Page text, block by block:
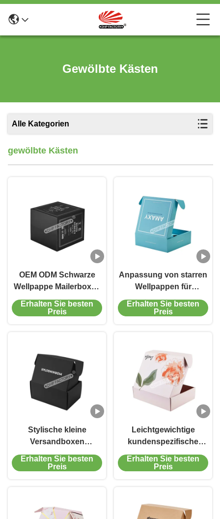
Gewölbte Kästen
Alle Kategorien
gewölbte Kästen
OEM ODM Schwarze
Wellpappe Mailerboxen
Kerzenverpackungskisten
sicher
Erhalten Sie besten
Preis
Anpassung von starren
Wellpappen für
Hautpflegeprodukte
Erhalten Sie besten
Preis
Stylische kleine
Versandboxen
Kartonverpackungen
mit schwarzem
Erhalten Sie besten
Preis
Leichtgewichtige
kundenspezifische
Wellpappenboxen zum
Verpacken von
Erhalten Sie besten
Preis